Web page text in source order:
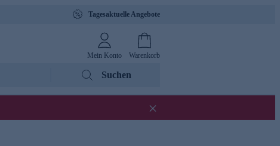
Tagesaktuelle Angebote
Mein Konto Warenkorb
Suchen